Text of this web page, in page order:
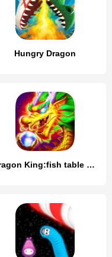
Hungry Dragon
Dragon King:fish table games